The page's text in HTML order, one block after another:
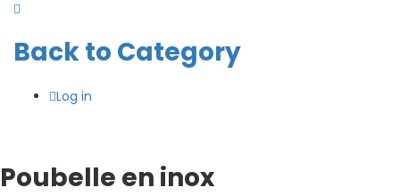
Back to Category
Log in
Poubelle en inox